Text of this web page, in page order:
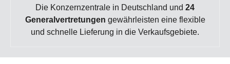
Die Konzernzentrale in Deutschland und 24
Generalvertretungen gewährleisten eine flexible
und schnelle Lieferung in die Verkaufsgebiete.